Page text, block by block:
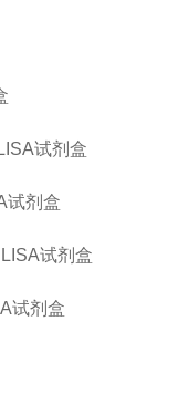
试剂盒
试剂盒
试剂盒
试剂盒